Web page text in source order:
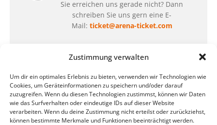
Zustimmung verwalten
Um dir ein optimales Erlebnis zu bieten, verwenden wir Technologien wie
Cookies, um Geräteinformationen zu speichern und/oder darauf
zuzugreifen. Wenn du diesen Technologien zustimmst, können wir Daten
wie das Surfverhalten oder eindeutige IDs auf dieser Website
verarbeiten. Wenn du deine Zustimmung nicht erteilst oder zurückziehst,
können bestimmte Merkmale und Funktionen beeinträchtigt werden.
Sie erreichen uns gerade nicht? Dann
schreiben Sie uns gern eine E-
Mail: ticket@arena-ticket.com
Kassenöffnungszeiten
in der Zeit vom 06.07. – 07.08.2026
Montag – Freitag: 10-18 Uhr Samstag:
geschlossen